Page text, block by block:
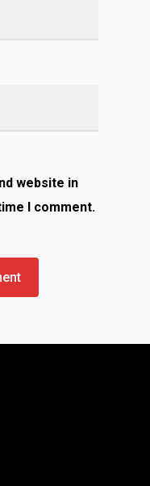
website in
I comment.